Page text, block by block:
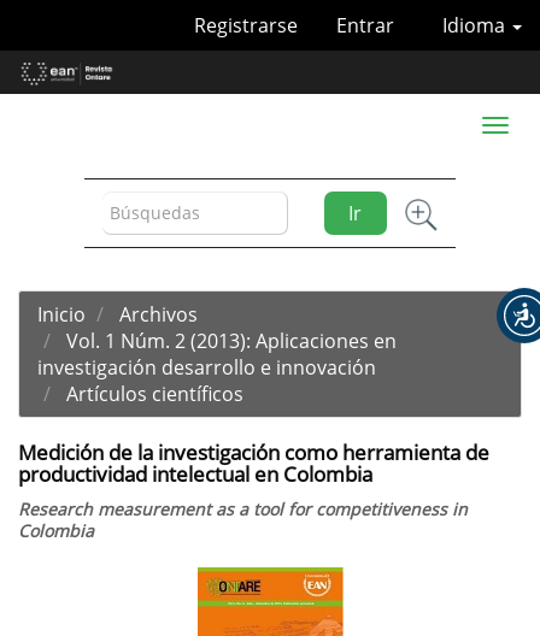
Contenido
principal
Idioma
Registrarse Entrar
Ir
Toggle
Inicio
Archivos
Vol. 1 Núm. 2 (2013): Aplicaciones en
investigación desarrollo e innovación
Artículos científicos
Medición de la investigación como herramienta de
productividad intelectual en Colombia
Research measurement as a tool for competitiveness in
Colombia